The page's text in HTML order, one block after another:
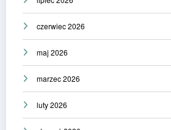
czerwiec 2026
maj 2026
marzec 2026
luty 2026